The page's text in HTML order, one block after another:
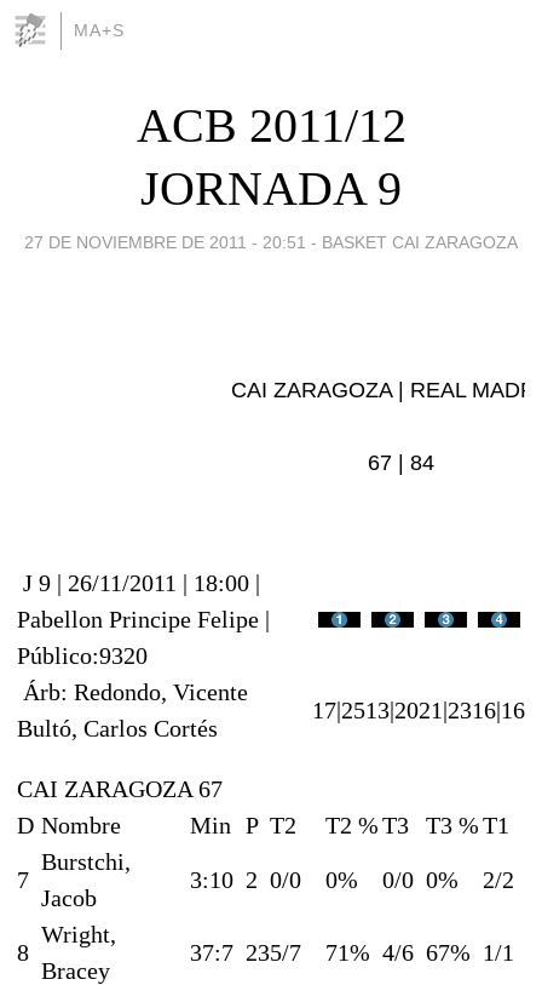
MA+S
ACB 2011/12
JORNADA 9
27 DE NOVIEMBRE DE 2011 - 20:51 - BASKET CAI ZARAGOZA
CAI ZARAGOZA | REAL
67 | 84
J 9 | 26/11/2011 | 18:00 |
Pabellon Principe Felipe |
Público:9320
Árb: Redondo, Vicente
Bultó, Carlos Cortés
17|2513|2021|2316|16
CAI ZARAGOZA 67
D Nombre Min P T2 T2 %T3 T3 %T1
7
Burstchi,
Jacob
3:10 2 0/0 0% 0/0 0% 2/2
8
Wright,
Bracey
37:7 235/7 71% 4/6 67% 1/1